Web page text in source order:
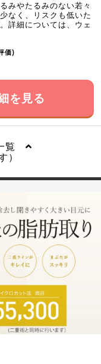
みやたるみのない若々
なく、リスクも低いた
詳細については、ウェ
価)
を見る
覧
）